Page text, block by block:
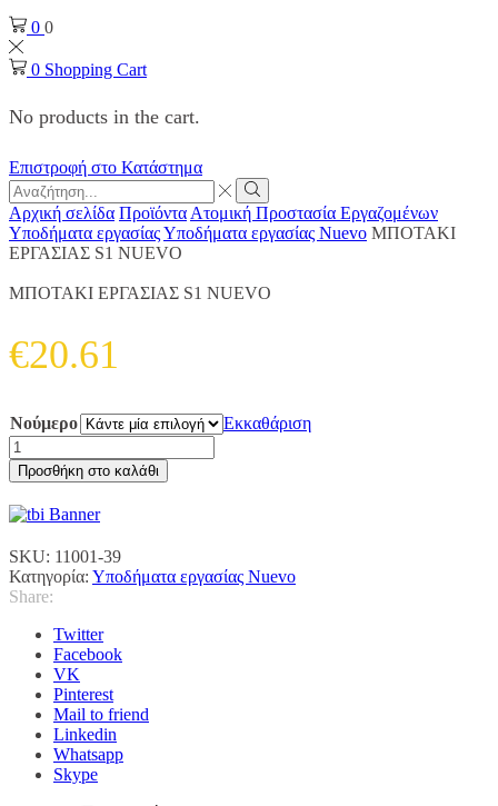
0 0
0 Shopping Cart
No products in the cart.
Επιστροφή στο Κατάστημα
Search
input
Search
Αρχική σελίδα Προϊόντα Ατομική Προστασία Εργαζομένων
Υποδήματα εργασίαςΥποδήματα εργασίας Nuevo ΜΠΟΤΑΚΙ
ΕΡΓΑΣΙΑΣ S1 NUEVO
ΜΠΟΤΑΚΙ ΕΡΓΑΣΙΑΣ S1 NUEVO
€20.61
Νούμερο
Εκκαθάριση
ΜΠΟΤΑΚΙ
ΕΡΓΑΣΙΑΣ
S1
NUEVO
ποσότητα
Προσθήκη στο καλάθι
SKU: 11001-39
Κατηγορία: Υποδήματα εργασίας Nuevo
Share:
Twitter
Facebook
VK
Pinterest
Mail to friend
Linkedin
Whatsapp
Skype